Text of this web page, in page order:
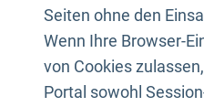
Seiten ohne den
Wenn Ihre Browser-
von Cookies
Portal sowohl